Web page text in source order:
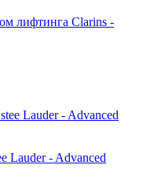
лифтинга Clarins -
Lauder - Advanced